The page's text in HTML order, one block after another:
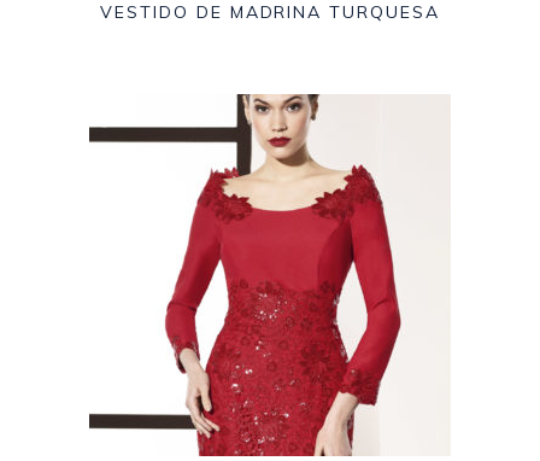
VESTIDO DE MADRINA TURQUESA